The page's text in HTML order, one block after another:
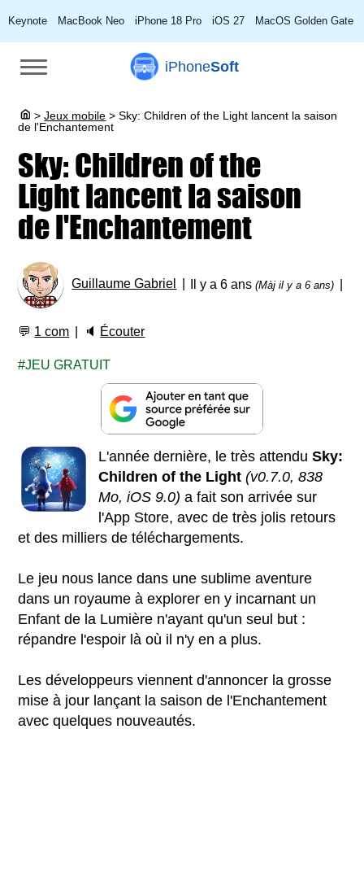
Keynote MacBook Neo iPhone 18 Pro iOS 27 MacOS Golden Gate
iPhoneSoft
> Jeux mobile > Sky: Children of the Light lancent la saison
de l'Enchantement
Sky: Children of the
Light lancent la saison
de l'Enchantement
Guillaume Gabriel Il y a 6 ans(Màj il y a 6 ans)
💬 1 com 🔈 Écouter
JEU GRATUIT
L'année dernière, le très attendu Sky:
Children of the Light (v0.7.0, 838
Mo, iOS 9.0)a fait son arrivée sur
l'App Store, avec de très jolis retours
et des milliers de téléchargements.
Le jeu nous lance dans une sublime aventure
dans un royaume à explorer en y incarnant un
Enfant de la Lumière n'ayant qu'un seul but :
répandre l'espoir là où il n'y en a plus.
Les développeurs viennent d'annoncer la grosse
mise à jour lançant la saison de l'Enchantement
avec quelques nouveautés.